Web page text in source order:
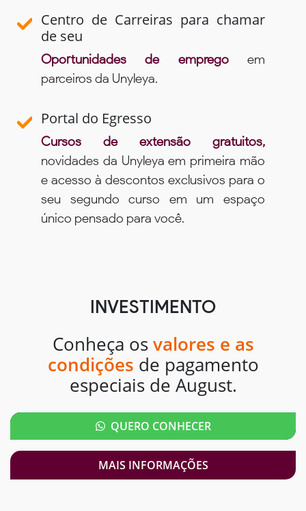
Centro de Carreiras para chamar
de seu
Oportunidades de empregoem
parceiros da Unyleya.
Portal do Egresso
Cursos de extensão gratuitos,
novidades da Unyleya em primeira mão
e acesso à descontos exclusivos para o
seu segundo curso em um espaço
único pensado para você.
INVESTIMENTO
Conheça os valores e as
condições de pagamento
especiais de August.
QUERO CONHECER
MAIS INFORMAÇÕES